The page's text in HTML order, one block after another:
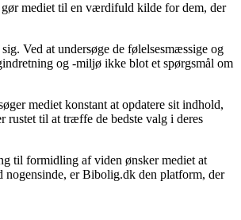
mediet til en værdifuld kilde for dem, der
Ved at undersøge de følelsesmæssige og
og -miljø ikke blot et spørgsmål om
mediet konstant at opdatere sit indhold,
rustet til at træffe de bedste valg i deres
til formidling af viden ønsker mediet at
nogensinde, er Bibolig.dk den platform, der